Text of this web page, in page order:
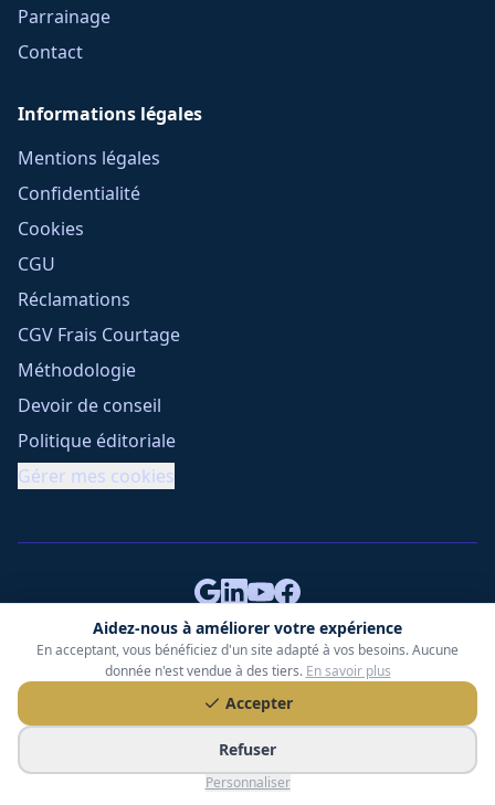
Aidez-nous à améliorer votre expérience
En acceptant, vous bénéficiez d'un site adapté à vos besoins. Aucune
donnée n'est vendue à des tiers. En savoir plus
Accepter
Refuser
Personnaliser
Parrainage
Contact
Informations légales
Mentions légales
Confidentialité
Cookies
CGU
Réclamations
CGV Frais Courtage
Méthodologie
Devoir de conseil
Politique éditoriale
Gérer mes cookies
Tessoria Assurances- SARL au capital de 15 000 €
ORIAS n° 25007309 - RCS 990 206 179 - Membre du réseau
360 Courtage
RC Pro : Klarity - Contrat n° CCOUK000785
49 chemin des Gardettes Sine, 06570 Saint-Paul-de-Vence
Tessoria Assurances. Tous droits réservés.